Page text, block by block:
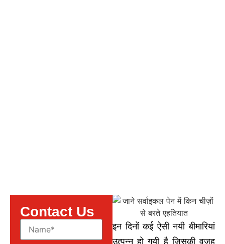
Contact Us
इन दिनों कई ऐसी नयी बीमारियां
उत्पन्न हो गयी है जिसकी वजह